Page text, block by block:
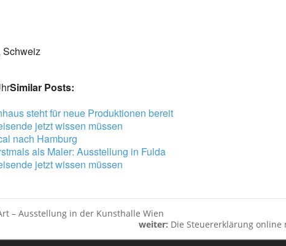
Schweiz
Similar Posts:
steht für neue Produktionen bereit
jetzt wissen müssen
nach Hamburg
als Maler: Ausstellung in Fulda
jetzt wissen müssen
– Ausstellung in der Kunsthalle Wien
weiter: Die Steuererklärung online